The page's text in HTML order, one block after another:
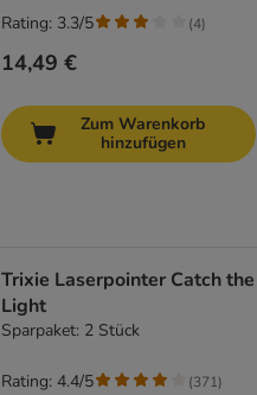
14,49 €
Rating: 3.3/5 (4)
Zum Warenkorb
hinzufügen
Trixie Laserpointer Catch the
Light
Sparpaket: 2 Stück
Rating: 4.4/5 (371)